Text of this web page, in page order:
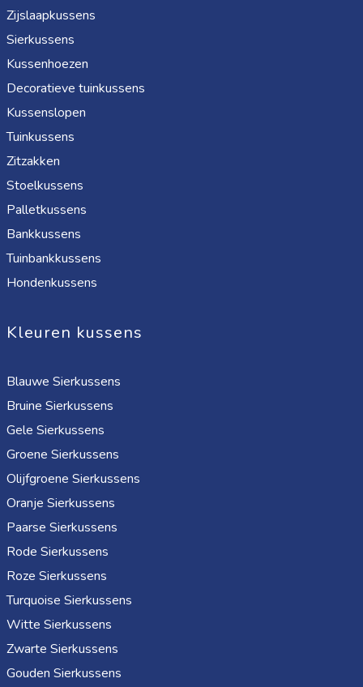
Zijslaapkussens
Sierkussens
Kussenhoezen
Decoratieve tuinkussens
Kussenslopen
Tuinkussens
Zitzakken
Stoelkussens
Palletkussens
Bankkussens
Tuinbankkussens
Hondenkussens
Kleuren kussens
Blauwe Sierkussens
Bruine Sierkussens
Gele Sierkussens
Groene Sierkussens
Olijfgroene Sierkussens
Oranje Sierkussens
Paarse Sierkussens
Rode Sierkussens
Roze Sierkussens
Turquoise Sierkussens
Witte Sierkussens
Zwarte Sierkussens
Gouden Sierkussens